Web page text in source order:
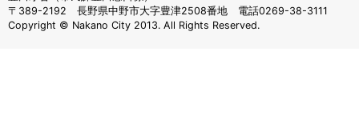
〒389-2192 長野県中野市大字豊津2508番地 電話0269-38-3111
Copyright © Nakano City 2013. All Rights Reserved.